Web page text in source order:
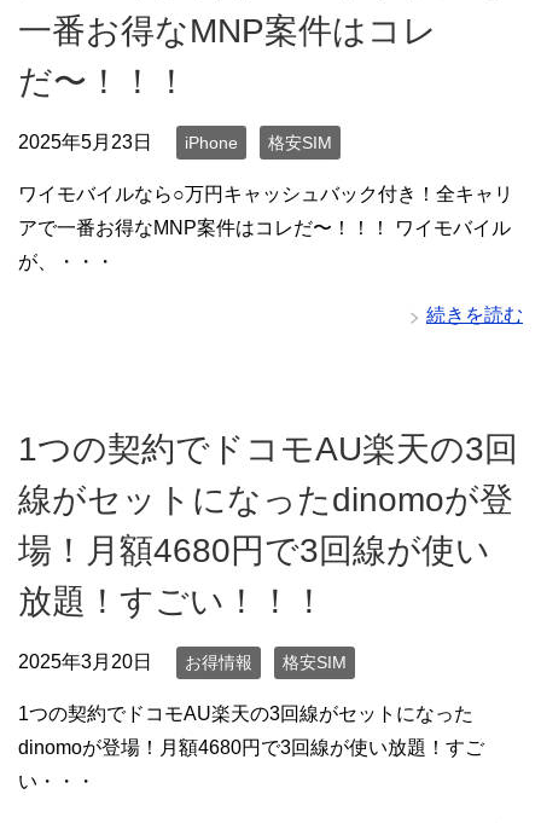
一番お得なMNP案件はコレ
だ〜！！！
2025年5月23日 iPhone 格安SIM
ワイモバイルなら○万円キャッシュバック付き！全キャリ
アで一番お得なMNP案件はコレだ〜！！！ ワイモバイル
が、・・・
続きを読む
1つの契約でドコモAU楽天の3回
線がセットになったdinomoが登
場！月額4680円で3回線が使い
放題！すごい！！！
2025年3月20日 お得情報 格安SIM
1つの契約でドコモAU楽天の3回線がセットになった
dinomoが登場！月額4680円で3回線が使い放題！すご
い・・・